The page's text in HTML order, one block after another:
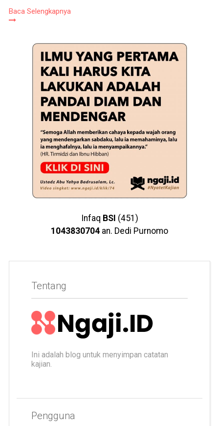
Baca Selengkapnya
Infaq BSI (451)
1043830704 an. Dedi Purnomo
Tentang
Ini adalah blog untuk menyimpan catatan
kajian.
Pengguna